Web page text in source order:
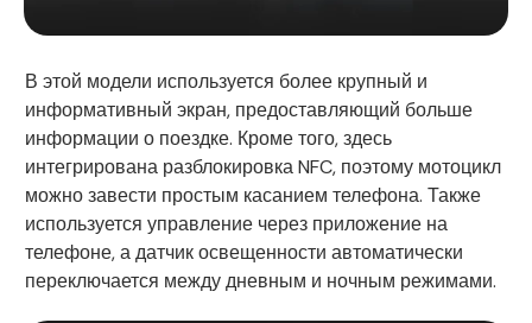
В этой модели используется более крупный и
информативный экран, предоставляющий больше
информации о поездке. Кроме того, здесь
интегрирована разблокировка NFC, поэтому мотоцикл
можно завести простым касанием телефона. Также
используется управление через приложение на
телефоне, а датчик освещенности автоматически
переключается между дневным и ночным режимами.